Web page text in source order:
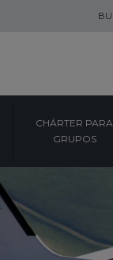
CHÁRTER PARA
GRUPOS